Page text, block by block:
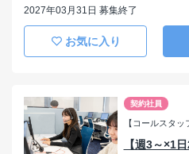
2027年03月31日 募集終了
お気に入り
契約社員
【コールスタッ
【週3～×1